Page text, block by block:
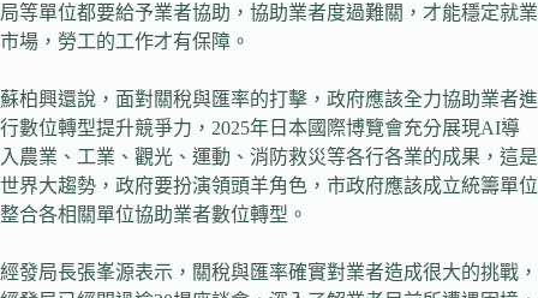
局等單位都要給予業者協助，協助業者度過難關，才能穩定就業
市場，勞工的工作才有保障。
蘇柏興還說，面對關稅與匯率的打擊，政府應該全力協助業者進
行數位轉型提升競爭力，2025年日本國際博覽會充分展現AI導
入農業、工業、觀光、運動、消防救災等各行各業的成果，這是
世界大趨勢，政府要扮演領頭羊角色，市政府應該成立統籌單位
整合各相關單位協助業者數位轉型。
經發局長張峯源表示，關稅與匯率確實對業者造成很大的挑戰，